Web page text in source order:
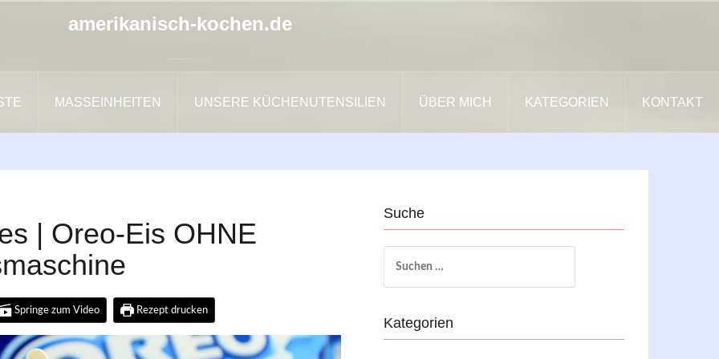
amerikanisch-kochen.de
MASSEINHEITEN UNSERE KÜCHENUTENSILIEN ÜBER MICH KATEGORIEN KONTAKT
| Oreo-Eis OHNE
Springe zum Video Rezept drucken
Suche
nach:
Kategorien